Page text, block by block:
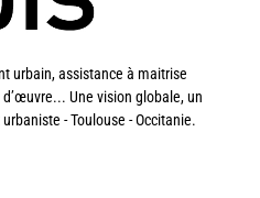
urbain, assistance à maitrise
Une vision globale, un
- Toulouse - Occitanie.